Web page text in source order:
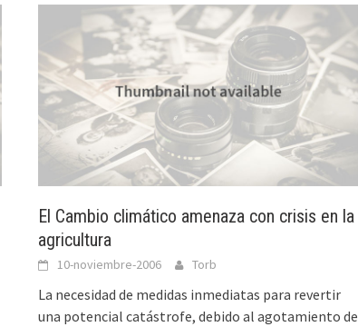
El Cambio climático amenaza con crisis en la
agricultura
10-noviembre-2006 Torb
La necesidad de medidas inmediatas para revertir
una potencial catástrofe, debido al agotamiento de